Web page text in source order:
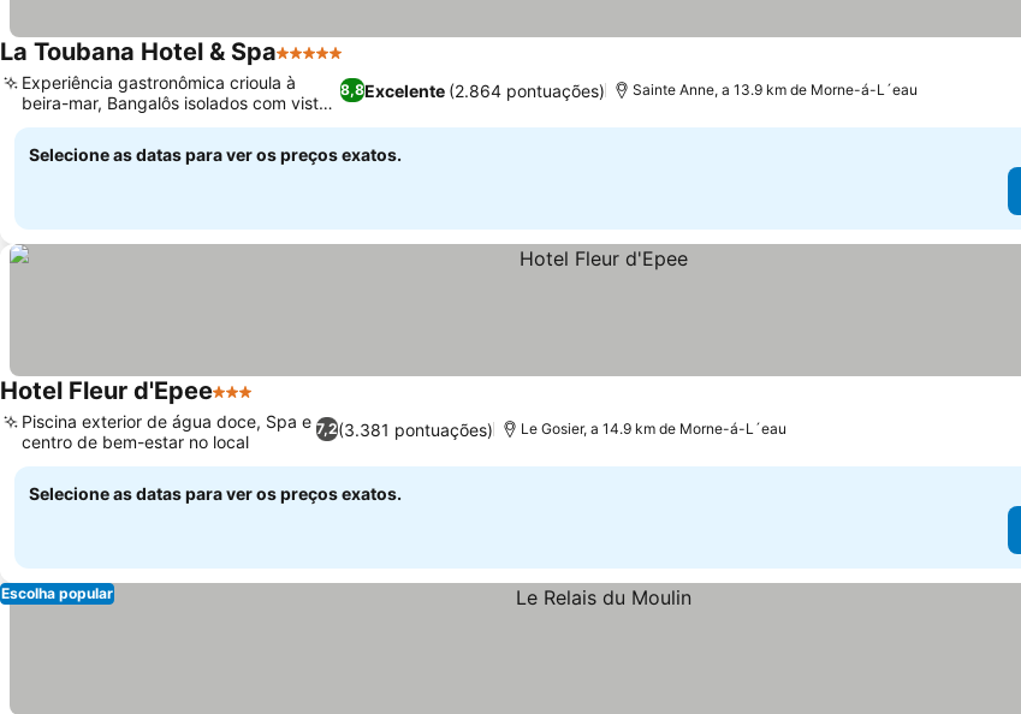
La Toubana Hotel & Spa5 Estrelas
8,8Excelente (2.864 pontuações)
Experiência gastronômica crioula à
beira-mar, Bangalôs isolados com vista
para o mar
Sainte Anne, a 13.9 km de Morne-á-L´eau
Selecione as datas para ver os preços exatos.
Hotel Fleur d'Epee3 Estrelas
7,2(3.381 pontuações)
Piscina exterior de água doce, Spa e
centro de bem-estar no local
Le Gosier, a 14.9 km de Morne-á-L´eau
Selecione as datas para ver os preços exatos.
Escolha popular